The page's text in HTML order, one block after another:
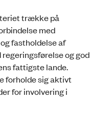
trække på
med
fastholdelse af
og god
fattigste lande.
forholde sig aktivt
for involvering i